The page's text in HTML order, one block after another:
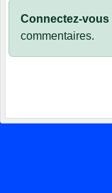
Connectez-vous
commentaires.